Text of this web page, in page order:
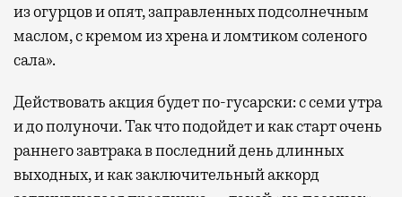
из огурцов и опят, заправленных подсолнечным
маслом, с кремом из хрена и ломтиком соленого
сала».
Действовать акция будет по-гусарски: с семи утра
и до полуночи. Так что подойдет и как старт очень
раннего завтрака в последний день длинных
выходных, и как заключительный аккорд